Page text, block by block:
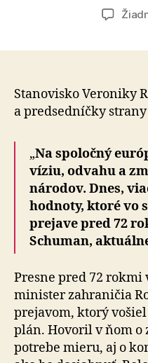
Stanovisko Veroniky
a predsedníčky
„Na spoločný
víziu, odvahu a
národov. Dnes,
hodnoty, ktoré vo
prejave pred 72
Schuman,
Presne pred 72
minister zahraničia
prejavom, ktorý
plán. Hovoril v ňom o
potrebe mieru, aj o